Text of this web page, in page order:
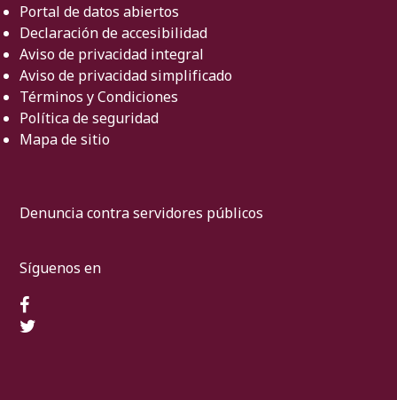
Portal de datos abiertos
Declaración de accesibilidad
Aviso de privacidad integral
Aviso de privacidad simplificado
Términos y Condiciones
Política de seguridad
Mapa de sitio
Denuncia contra servidores públicos
Síguenos en